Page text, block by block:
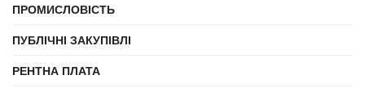
ПРОМИСЛОВІСТЬ
ПУБЛІЧНІ ЗАКУПІВЛІ
РЕНТНА ПЛАТА